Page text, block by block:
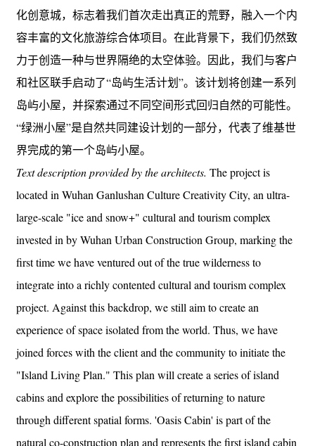
化创意城，标志着我们首次走出真正的荒野，融入一个内
容丰富的文化旅游综合体项目。在此背景下，我们仍然致
力于创造一种与世界隔绝的太空体验。因此，我们与客户
和社区联手启动了“岛屿生活计划”。该计划将创建一系列
岛屿小屋，并探索通过不同空间形式回归自然的可能性。
“绿洲小屋”是自然共同建设计划的一部分，代表了维基世
界完成的第一个岛屿小屋。
Text description provided by the architects. The project is
located in Wuhan Ganlushan Culture Creativity City, an ultra-
large-scale "ice and snow+" cultural and tourism complex
invested in by Wuhan Urban Construction Group, marking the
first time we have ventured out of the true wilderness to
integrate into a richly contented cultural and tourism complex
project. Against this backdrop, we still aim to create an
experience of space isolated from the world. Thus, we have
joined forces with the client and the community to initiate the
"Island Living Plan." This plan will create a series of island
cabins and explore the possibilities of returning to nature
through different spatial forms. 'Oasis Cabin' is part of the
natural co-construction plan and represents the first island cabin